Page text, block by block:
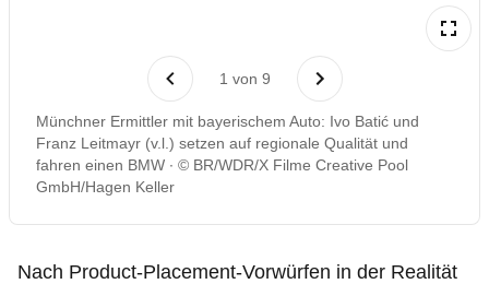
1 von 9
Münchner Ermittler mit bayerischem Auto: Ivo Batić und
Franz Leitmayr (v.l.) setzen auf regionale Qualität und
fahren einen BMW
© BR/WDR/X Filme Creative Pool
GmbH/Hagen Keller
Nach Product-Placement-Vorwürfen in der Realität